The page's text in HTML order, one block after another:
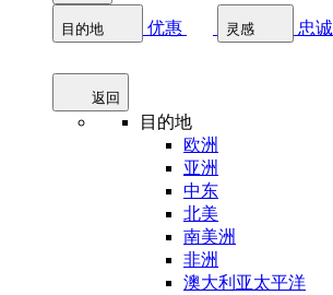
目的地 优惠 灵感 忠诚
返回
目的地
欧洲
亚洲
中东
北美
南美洲
非洲
澳大利亚太平洋